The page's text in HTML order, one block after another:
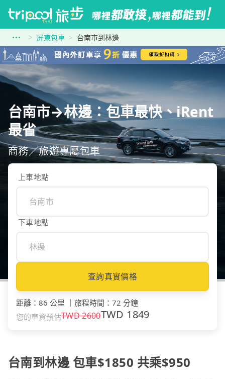
屏東包車 台南市到林邊
台南市→林邊：包車最快、iRent
最省
商務／旅遊專屬包車
上車地點
下車地點
查詢真實價格
距離 ： 86 公里 旅程時間 ： 72 分鐘
您的車資預估TWD2600TWD 1849
台南到林邊 包車$1850 共乘$950